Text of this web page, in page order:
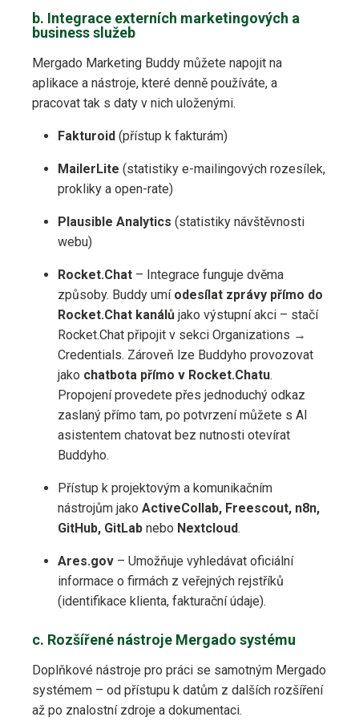
b. Integrace externích marketingových a
business služeb
Mergado Marketing Buddy můžete napojit na
aplikace a nástroje, které denně používáte, a
pracovat tak s daty v nich uloženými.
Fakturoid (přístup k fakturám)
MailerLite (statistiky e-mailingových rozesílek,
prokliky a open-rate)
Plausible Analytics (statistiky návštěvnosti
webu)
Rocket.Chat – Integrace funguje dvěma
způsoby. Buddy umí odesílat zprávy přímo do
Rocket.Chat kanálů jako výstupní akci – stačí
Rocket.Chat připojit v sekci Organizations →
Credentials. Zároveň lze Buddyho provozovat
jako chatbota přímo v Rocket.Chatu.
Propojení provedete přes jednoduchý odkaz
zaslaný přímo tam, po potvrzení můžete s AI
asistentem chatovat bez nutnosti otevírat
Buddyho.
Přístup k projektovým a komunikačním
nástrojům jako ActiveCollab, Freescout, n8n,
GitHub, GitLab nebo Nextcloud.
Ares.gov – Umožňuje vyhledávat oficiální
informace o firmách z veřejných rejstříků
(identifikace klienta, fakturační údaje).
c. Rozšířené nástroje Mergado systému
Doplňkové nástroje pro práci se samotným Mergado
systémem – od přístupu k datům z dalších rozšíření
až po znalostní zdroje a dokumentaci.